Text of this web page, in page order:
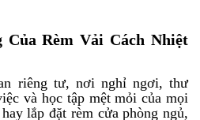
Rèm Vải Cách Nhiệt
riêng tư, nơi nghỉ ngơi, thư
và học tập mệt mỏi của mọi
lắp đặt rèm cửa phòng ngủ,